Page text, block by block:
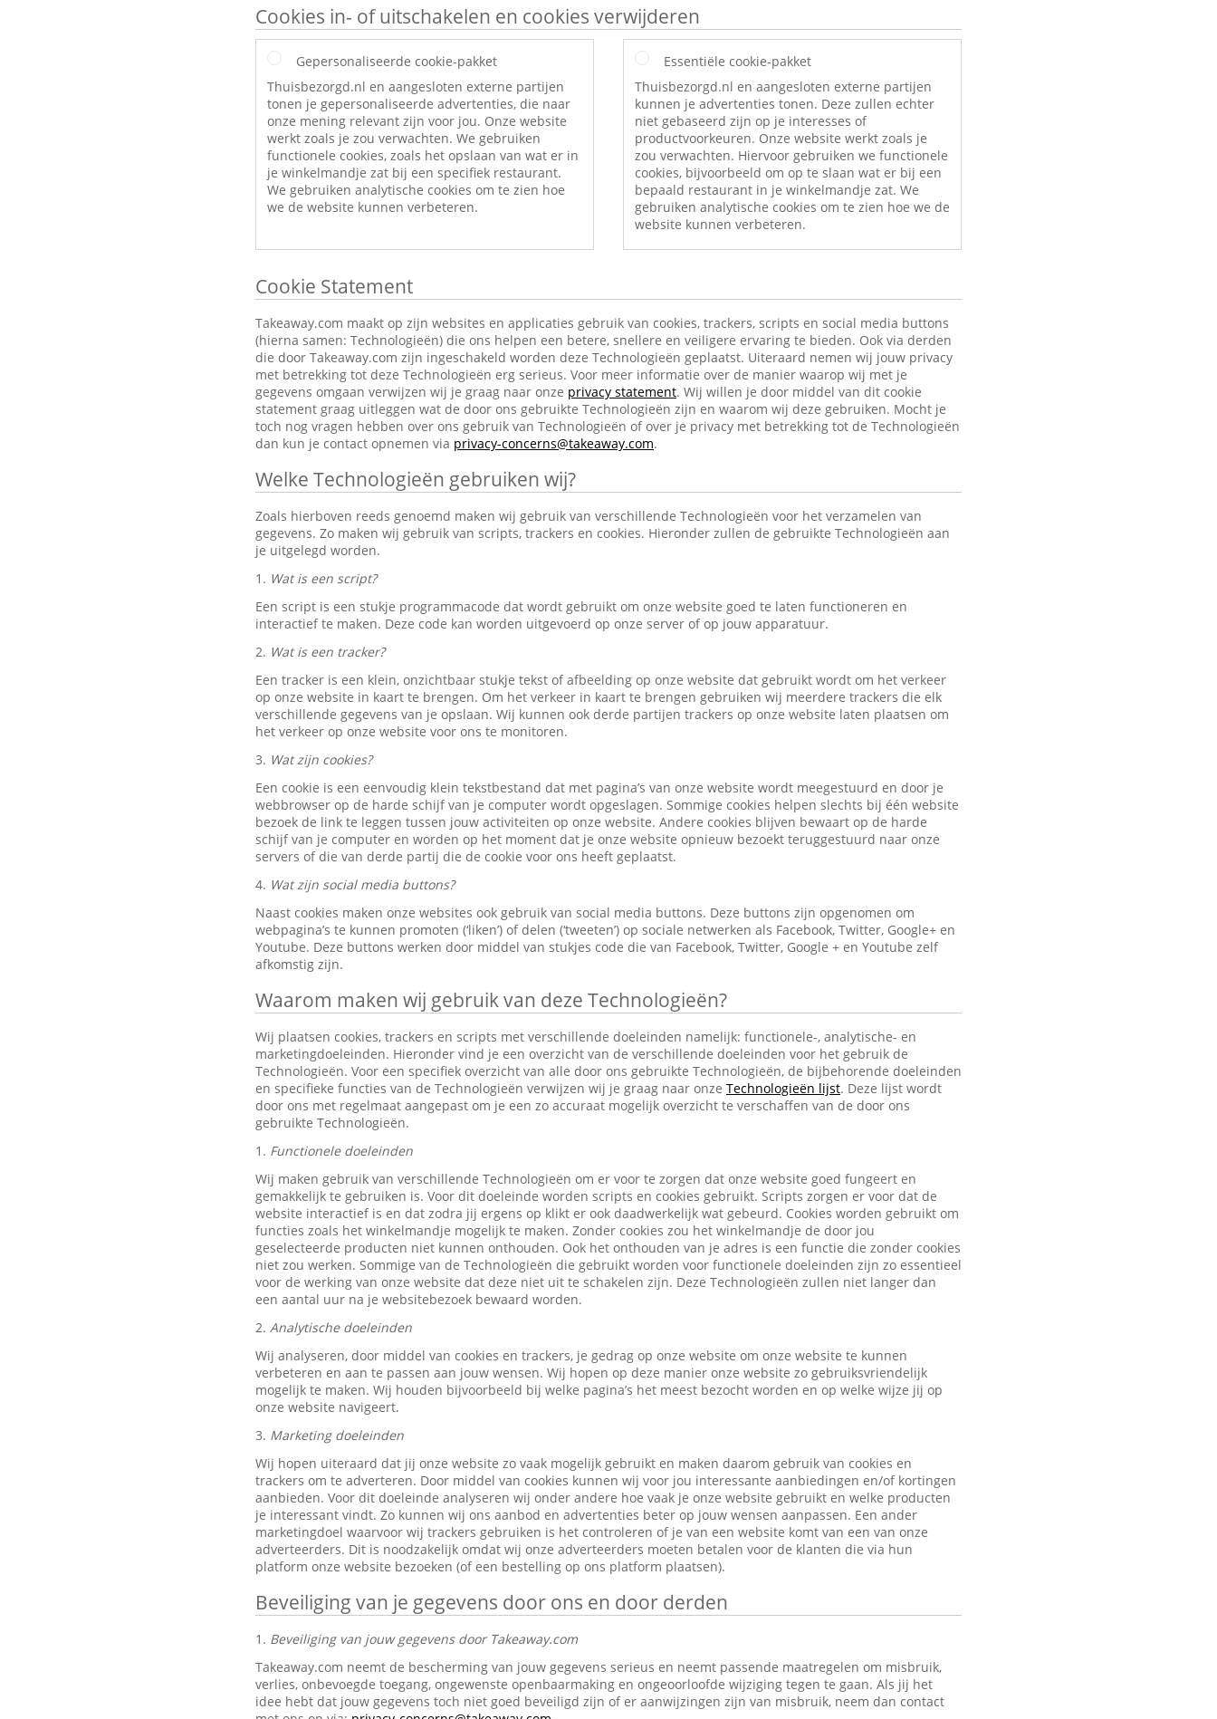
Cookies in- of uitschakelen en cookies verwijderen
Gepersonaliseerde cookie-pakket
Thuisbezorgd.nl en aangesloten externe partijen
tonen je gepersonaliseerde advertenties, die naar
onze mening relevant zijn voor jou. Onze website
werkt zoals je zou verwachten. We gebruiken
functionele cookies, zoals het opslaan van wat er in
je winkelmandje zat bij een specifiek restaurant.
We gebruiken analytische cookies om te zien hoe
we de website kunnen verbeteren.
Essentiële cookie-pakket
Thuisbezorgd.nl en aangesloten externe partijen
kunnen je advertenties tonen. Deze zullen echter
niet gebaseerd zijn op je interesses of
productvoorkeuren. Onze website werkt zoals je
zou verwachten. Hiervoor gebruiken we functionele
cookies, bijvoorbeeld om op te slaan wat er bij een
bepaald restaurant in je winkelmandje zat. We
gebruiken analytische cookies om te zien hoe we de
website kunnen verbeteren.
Cookie Statement
Takeaway.com maakt op zijn websites en applicaties gebruik van cookies, trackers, scripts en social media buttons
(hierna samen: Technologieën) die ons helpen een betere, snellere en veiligere ervaring te bieden. Ook via derden
die door Takeaway.com zijn ingeschakeld worden deze Technologieën geplaatst. Uiteraard nemen wij jouw privacy
met betrekking tot deze Technologieën erg serieus. Voor meer informatie over de manier waarop wij met je
gegevens omgaan verwijzen wij je graag naar onze privacy statement. Wij willen je door middel van dit cookie
statement graag uitleggen wat de door ons gebruikte Technologieën zijn en waarom wij deze gebruiken. Mocht je
toch nog vragen hebben over ons gebruik van Technologieën of over je privacy met betrekking tot de Technologieën
dan kun je contact opnemen via privacy-concerns@takeaway.com.
Welke Technologieën gebruiken wij?
Zoals hierboven reeds genoemd maken wij gebruik van verschillende Technologieën voor het verzamelen van
gegevens. Zo maken wij gebruik van scripts, trackers en cookies. Hieronder zullen de gebruikte Technologieën aan
je uitgelegd worden.
1. Wat is een script?
Een script is een stukje programmacode dat wordt gebruikt om onze website goed te laten functioneren en
interactief te maken. Deze code kan worden uitgevoerd op onze server of op jouw apparatuur.
2. Wat is een tracker?
Een tracker is een klein, onzichtbaar stukje tekst of afbeelding op onze website dat gebruikt wordt om het verkeer
op onze website in kaart te brengen. Om het verkeer in kaart te brengen gebruiken wij meerdere trackers die elk
verschillende gegevens van je opslaan. Wij kunnen ook derde partijen trackers op onze website laten plaatsen om
het verkeer op onze website voor ons te monitoren.
3. Wat zijn cookies?
Een cookie is een eenvoudig klein tekstbestand dat met pagina’s van onze website wordt meegestuurd en door je
webbrowser op de harde schijf van je computer wordt opgeslagen. Sommige cookies helpen slechts bij één website
bezoek de link te leggen tussen jouw activiteiten op onze website. Andere cookies blijven bewaart op de harde
schijf van je computer en worden op het moment dat je onze website opnieuw bezoekt teruggestuurd naar onze
servers of die van derde partij die de cookie voor ons heeft geplaatst.
4. Wat zijn social media buttons?
Naast cookies maken onze websites ook gebruik van social media buttons. Deze buttons zijn opgenomen om
webpagina’s te kunnen promoten (‘liken’) of delen (‘tweeten’) op sociale netwerken als Facebook, Twitter, Google+ en
Youtube. Deze buttons werken door middel van stukjes code die van Facebook, Twitter, Google + en Youtube zelf
afkomstig zijn.
Waarom maken wij gebruik van deze Technologieën?
Wij plaatsen cookies, trackers en scripts met verschillende doeleinden namelijk: functionele-, analytische- en
marketingdoeleinden. Hieronder vind je een overzicht van de verschillende doeleinden voor het gebruik de
Technologieën. Voor een specifiek overzicht van alle door ons gebruikte Technologieën, de bijbehorende doeleinden
en specifieke functies van de Technologieën verwijzen wij je graag naar onze Technologieën lijst. Deze lijst wordt
door ons met regelmaat aangepast om je een zo accuraat mogelijk overzicht te verschaffen van de door ons
gebruikte Technologieën.
1. Functionele doeleinden
Wij maken gebruik van verschillende Technologieën om er voor te zorgen dat onze website goed fungeert en
gemakkelijk te gebruiken is. Voor dit doeleinde worden scripts en cookies gebruikt. Scripts zorgen er voor dat de
website interactief is en dat zodra jij ergens op klikt er ook daadwerkelijk wat gebeurd. Cookies worden gebruikt om
functies zoals het winkelmandje mogelijk te maken. Zonder cookies zou het winkelmandje de door jou
geselecteerde producten niet kunnen onthouden. Ook het onthouden van je adres is een functie die zonder cookies
niet zou werken. Sommige van de Technologieën die gebruikt worden voor functionele doeleinden zijn zo essentieel
voor de werking van onze website dat deze niet uit te schakelen zijn. Deze Technologieën zullen niet langer dan
een aantal uur na je websitebezoek bewaard worden.
2. Analytische doeleinden
Wij analyseren, door middel van cookies en trackers, je gedrag op onze website om onze website te kunnen
verbeteren en aan te passen aan jouw wensen. Wij hopen op deze manier onze website zo gebruiksvriendelijk
mogelijk te maken. Wij houden bijvoorbeeld bij welke pagina’s het meest bezocht worden en op welke wijze jij op
onze website navigeert.
3. Marketing doeleinden
Wij hopen uiteraard dat jij onze website zo vaak mogelijk gebruikt en maken daarom gebruik van cookies en
trackers om te adverteren. Door middel van cookies kunnen wij voor jou interessante aanbiedingen en/of kortingen
aanbieden. Voor dit doeleinde analyseren wij onder andere hoe vaak je onze website gebruikt en welke producten
je interessant vindt. Zo kunnen wij ons aanbod en advertenties beter op jouw wensen aanpassen. Een ander
marketingdoel waarvoor wij trackers gebruiken is het controleren of je van een website komt van een van onze
adverteerders. Dit is noodzakelijk omdat wij onze adverteerders moeten betalen voor de klanten die via hun
platform onze website bezoeken (of een bestelling op ons platform plaatsen).
Beveiliging van je gegevens door ons en door derden
1. Beveiliging van jouw gegevens door Takeaway.com
Takeaway.com neemt de bescherming van jouw gegevens serieus en neemt passende maatregelen om misbruik,
verlies, onbevoegde toegang, ongewenste openbaarmaking en ongeoorloofde wijziging tegen te gaan. Als jij het
idee hebt dat jouw gegevens toch niet goed beveiligd zijn of er aanwijzingen zijn van misbruik, neem dan contact